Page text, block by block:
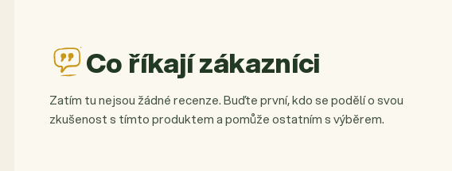
Co říkají zákazníci
Zatím tu nejsou žádné recenze. Buďte první, kdo se podělí o svou
zkušenost s tímto produktem a pomůže ostatním s výběrem.